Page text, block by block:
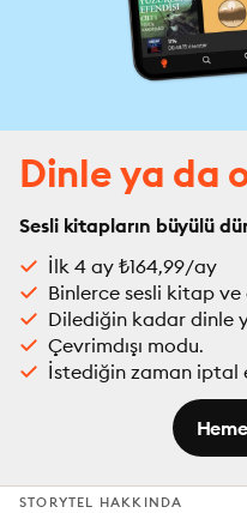
Dinle ya da
Sesli kitapların büyülü
İlk 4 ay ₺164,99/ay
Binlerce sesli kitap
Dilediğin kadar dinle
Çevrimdışı modu.
İstediğin zaman iptal
STORYTEL HAKKINDA